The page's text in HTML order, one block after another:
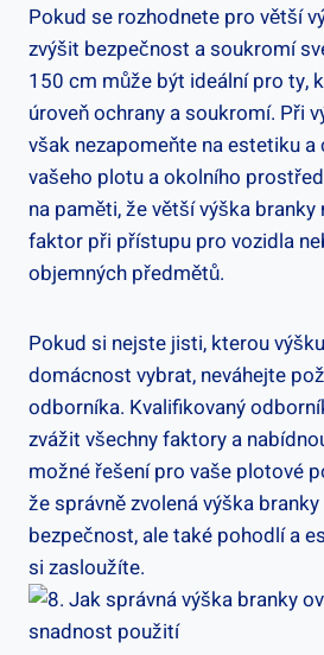
Pokud se rozhodnete pro větší
zvýšit bezpečnost a soukromí
150⁤ cm může být ideální pro ty,​
úroveň ochrany a soukromí. Při
však ⁤nezapomeňte na​ estetiku a
vašeho plotu a okolního
na paměti, že větší výška
faktor při přístupu pro vozidla
objemných předmětů.
Pokud si nejste jisti, kterou
domácnost vybrat, neváhejte⁣
odborníka. Kvalifikovaný
zvážit všechny faktory a
možné řešení ⁢pro⁢ vaše plotové
⁣že správně zvolená výška
bezpečnost, ale také pohodlí⁢ a⁣
si zasloužíte.